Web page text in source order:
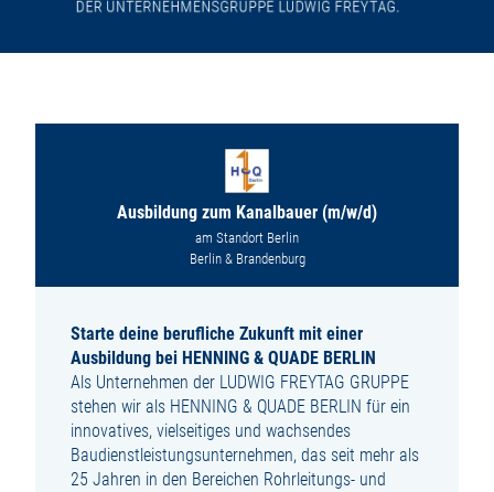
Ausbildung zum Kanalbauer (m/w/d)
am Standort Berlin
Berlin & Brandenburg
Starte deine berufliche Zukunft mit einer
Ausbildung bei HENNING & QUADE BERLIN
Als Unternehmen der LUDWIG FREYTAG GRUPPE
stehen wir als HENNING & QUADE BERLIN für ein
innovatives, vielseitiges und wachsendes
Baudienstleistungsunternehmen, das seit mehr als
25 Jahren in den Bereichen Rohrleitungs- und